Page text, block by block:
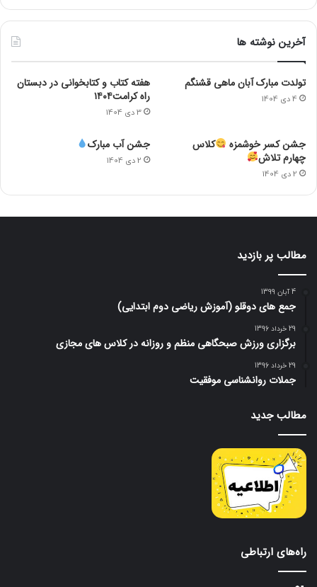
آخرین نوشته ها
تولدت مبارک آبان ماهی قشنگم
4 دی 1404
هفته کتاب و کتابخوانی در دبستان
راه کرامت۱۴۰۴
3 دی 1404
جشن کسر خوشمزه
کلاس
چهارم تلاش
2 دی 1404
جشن آب مبارک
2 دی 1404
مطالب پر بازدید
4 آبان 1399
جمع های دوقلو (آموزش ریاضی دوم ابتدایی)
29 خرداد 1396
برگزاری ورزش صبحگاهی منظم و روزانه در کلاس های مجازی
29 خرداد 1396
جملات روانشناسی موفقیت
مطالب جدید
راه‌های ارتباطی